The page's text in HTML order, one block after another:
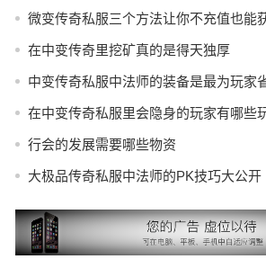
微变传奇私服三个方法让你不充值也能
在中变传奇里挖矿真的是得天独厚
中变传奇私服中法师的装备是最为玩家
在中变传奇私服里会隐身的玩家有哪些
行会的发展需要哪些物资
大极品传奇私服中法师的PK技巧大公开